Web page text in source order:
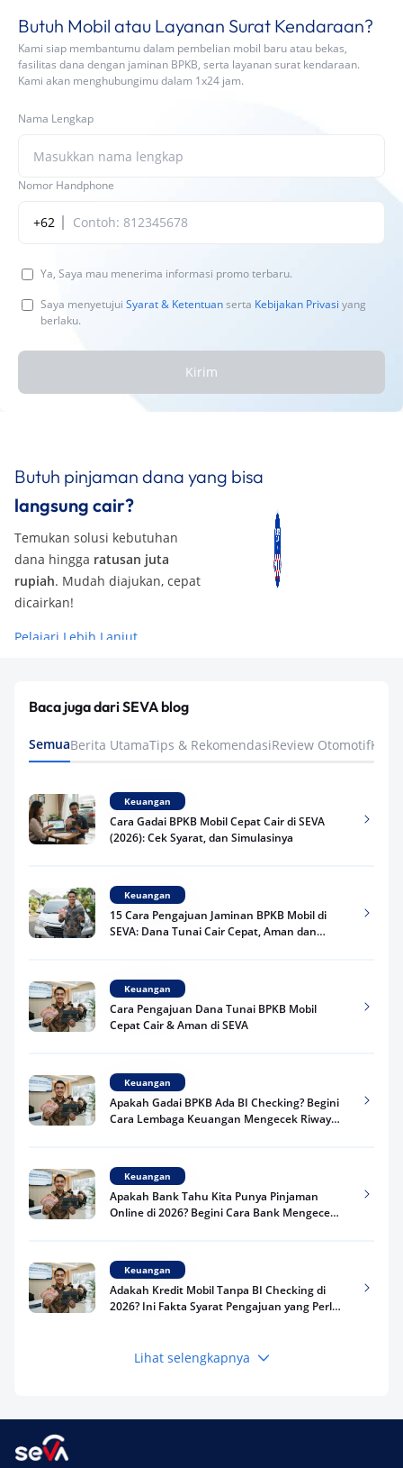
Butuh Mobil atau Layanan Surat Kendaraan?
Kami siap membantumu dalam pembelian mobil baru atau bekas,
fasilitas dana dengan jaminan BPKB, serta layanan surat kendaraan.
Kami akan menghubungimu dalam 1x24 jam.
Nama Lengkap
Nomor Handphone
+62
Ya, Saya mau menerima informasi promo terbaru.
Saya menyetujui Syarat & Ketentuanserta Kebijakan Privasi yang
berlaku.
Kirim
Butuh pinjaman dana yang bisa
langsung cair?
Temukan solusi kebutuhan
dana hingga ratusan juta
rupiah. Mudah diajukan, cepat
dicairkan!
Pelajari Lebih Lanjut
Baca juga dari SEVA blog
SemuaBerita UtamaTips & RekomendasiReview Otomotif
Keuangan
Cara Gadai BPKB Mobil Cepat Cair di SEVA
(2026): Cek Syarat, dan Simulasinya
Keuangan
15 Cara Pengajuan Jaminan BPKB Mobil di
SEVA: Dana Tunai Cair Cepat, Aman dan
Keuangan
Cara Pengajuan Dana Tunai BPKB Mobil
Cepat Cair & Aman di SEVA
Keuangan
Apakah Gadai BPKB Ada BI Checking? Begini
Cara Lembaga Keuangan Mengecek Riwayat
Keuangan
Apakah Bank Tahu Kita Punya Pinjaman
Online di 2026? Begini Cara Bank Mengecek
Keuangan
Adakah Kredit Mobil Tanpa BI Checking di
2026? Ini Fakta Syarat Pengajuan yang Perlu
Keuangan
Terpercaya
Lihat selengkapnya